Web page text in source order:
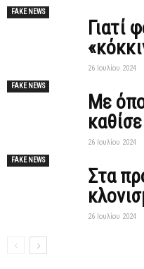
FAKE NEWS
Γιατί
26 Ιουλίου 2024
FAKE NEWS
Με
26 Ιουλίου 2024
FAKE NEWS
Στα
26 Ιουλίου 2024